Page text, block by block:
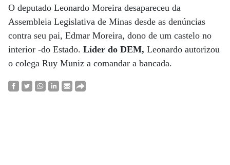
O deputado Leonardo Moreira desapareceu da
Assembleia Legislativa de Minas desde as denúncias
contra seu pai, Edmar Moreira, dono de um castelo no
interior -do Estado. Líder do DEM, Leonardo autorizou
o colega Ruy Muniz a comandar a bancada.